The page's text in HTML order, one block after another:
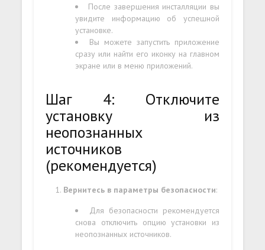
После завершения инсталляции вы
увидите информацию об успешной
установке.
Вы можете запустить приложение
сразу или найти его иконку на главном
экране или в меню приложений.
Шаг 4: Отключите
установку из
неопознанных
источников
(рекомендуется)
Вернитесь в параметры безопасности:
Для безопасности рекомендуется
снова отключить опцию установки из
неопознанных источников.